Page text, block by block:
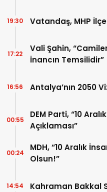
Vatandaş, MHP
19:30
Vali Şahin,
İnancın Temsilidir”
17:22
Antalya’nın 2050
16:56
DEM Parti, “10
Açıklaması”
00:55
MDH, “10 Aralık
Olsun!”
00:24
Kahraman Bakkal
14:54